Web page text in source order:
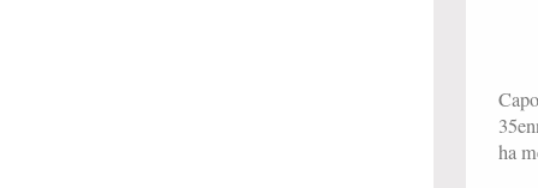
ha